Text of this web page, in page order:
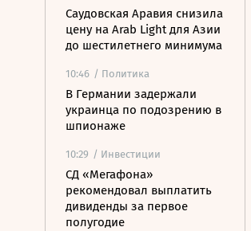
Саудовская Аравия снизила
цену на Arab Light для Азии
до шестилетнего минимума
10:46 / Политика
В Германии задержали
украинца по подозрению в
шпионаже
10:29 / Инвестиции
СД «Мегафона»
рекомендовал выплатить
дивиденды за первое
полугодие